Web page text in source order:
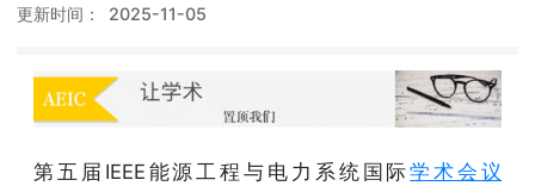
更新时间： 2025-11-05
第五届IEEE能源工程与电力系统国际学术会议